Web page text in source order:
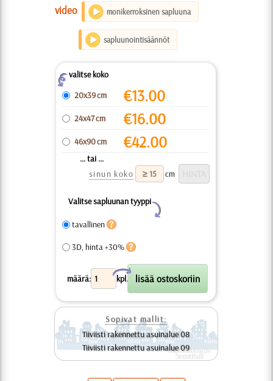
video
monikerroksinen sapluuna
sapluunointisäännöt
Zvalitse koko
20x39 cm
€13.00
24x47 cm €16.00
46x90 cm €42.00
... tai ...
sinun koko
cm
Valitse sapluunan tyyppi
Y
tavallinen
3D, hinta +30%
määrä: kpl.
X
Sopivat mallit:
Tiiviisti rakennettu asuinalue 08
Tiiviisti rakennettu asuinalue 09